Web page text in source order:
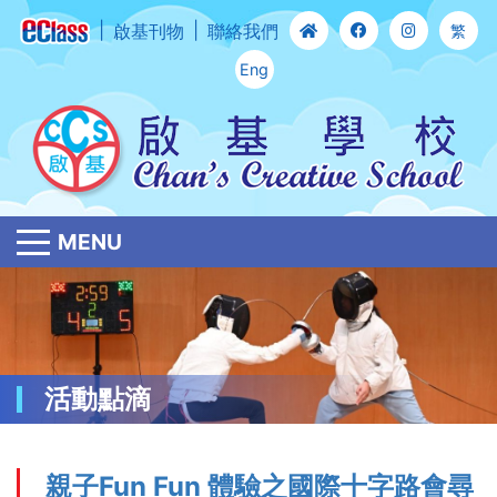
啟基刊物 聯絡我們 繁
Eng
MENU
活動點滴
親子Fun Fun 體驗之國際十字路會尋